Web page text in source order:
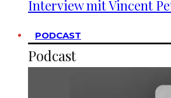
Interview mit Vincent
PODCAST
Podcast